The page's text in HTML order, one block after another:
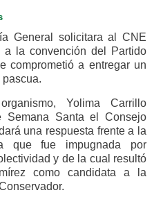
General solicitara al CNE
a la convención del Partido
comprometió a entregar un
Yolima Carrillo
Semana Santa el Consejo
una respuesta frente a la
que fue impugnada por
y de la cual resultó
como candidata a la